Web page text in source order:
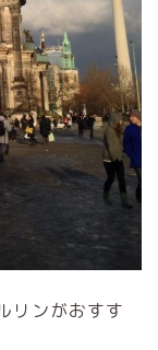
リンがおすす